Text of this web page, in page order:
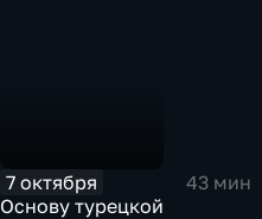
7 октября
43 мин
Основу турецкой